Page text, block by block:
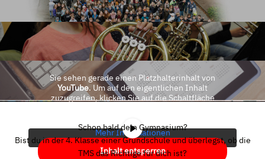
Sie sehen gerade einen Platzhalterinhalt von
YouTube. Um auf den eigentlichen Inhalt
zuzugreifen, klicken Sie auf die Schaltfläche
Mehr Informationen
Inhalt entsperren
Schon bald dein Gymnasium?
Bist du in der 4. Klasse einer Grundschule und überlegst, ob die
TMS das Richtige für dich ist?